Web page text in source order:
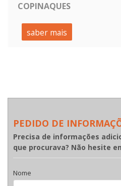
COPINAQUES
saber mais
PEDIDO DE
Precisa de informações
que procurava? Não hesite
Nome